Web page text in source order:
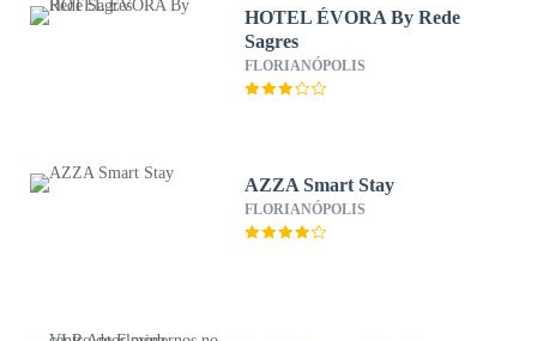
HOTEL ÉVORA By Rede
Sagres
FLORIANÓPOLIS
AZZA Smart Stay
FLORIANÓPOLIS